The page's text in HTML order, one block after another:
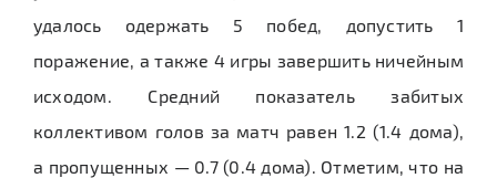
удалось одержать 5 побед, допустить 1
поражение, а также 4 игры завершить ничейным
исходом. Средний показатель забитых
коллективом голов за матч равен 1.2 (1.4 дома),
а пропущенных — 0.7 (0.4 дома). Отметим, что на